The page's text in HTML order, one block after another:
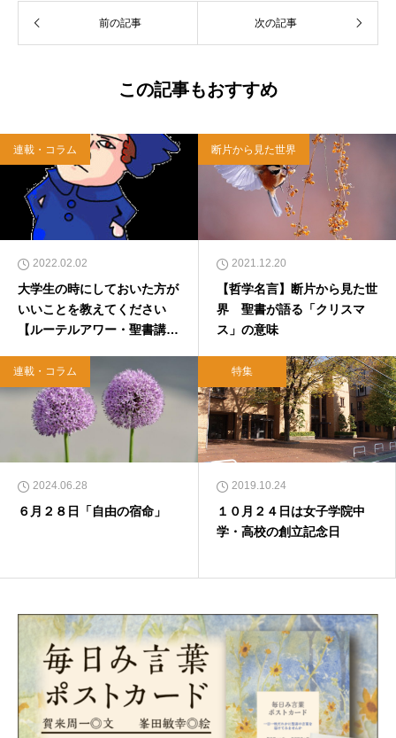
社大学嘱託講師。東日本大震災の復興を願って
来日するナッシュビルのクライストチャーチ・
をこよなく愛する。聖書と「スターウォーズ」
『アメリカ福音派の歴史』（２０１２年、明石
書店）。
前の記事 次の記事
この記事もおすすめ
連載・コラム
2022.02.02
大学生の時にしておいた方が
いいことを教えてください
【ルーテルアワー・聖書講
断片から見た世界
2021.12.20
【哲学名言】断片から見た世
界 聖書が語る「クリスマ
ス」の意味
連載・コラム
2024.06.28
６月２８日「自由の宿命」
特集
2019.10.24
１０月２４日は女子学院中
学・高校の創立記念日